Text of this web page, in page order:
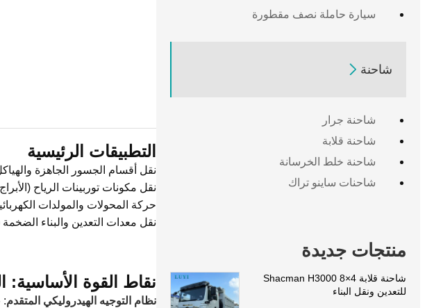
سيارة حاملة نصف مقطورة
شاحنة 
شاحنة جرار
شاحنة قلابة
شاحنة خلط الخرسانة
شاحنات ساينو تراك
منتجات جديدة
شاحنة قلابة Shacman H3000 8×4
للتعدين ونقل البناء
التطبيقات الرئيسية
نقل أقسام الجسور الجاهزة والهياكل
نقل مكونات توربينات الرياح
حركة المحولات والمولدات
نقل معدات التعدين والبناء
نقاط القوة الأساسية:
نظام التوجيه الهيدروليكي المتقدم: